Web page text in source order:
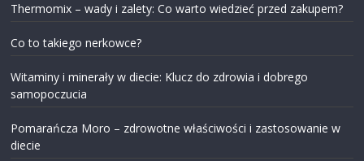
Thermomix – wady i zalety: Co warto wiedzieć przed zakupem?
Co to takiego nerkowce?
Witaminy i minerały w diecie: Klucz do zdrowia i dobrego
samopoczucia
Pomarańcza Moro – zdrowotne właściwości i zastosowanie w
diecie